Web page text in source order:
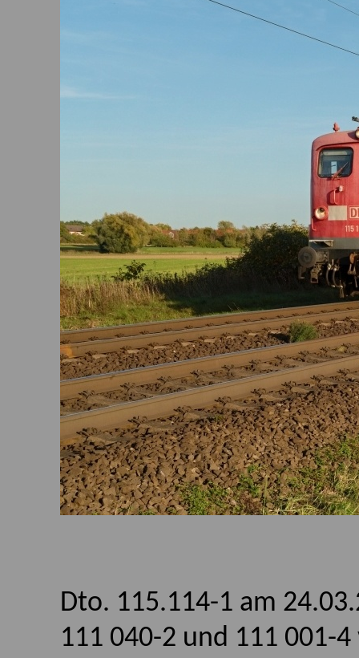
Dto. 115.114-1 am
111 040-2 und 111 001-4